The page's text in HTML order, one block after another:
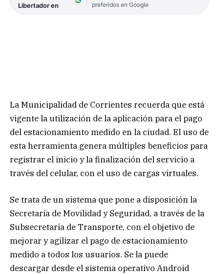
Libertador en
preferidos en Google
La Municipalidad de Corrientes recuerda que está
vigente la utilización de la aplicación para el pago
del estacionamiento medido en la ciudad. El uso de
esta herramienta genera múltiples beneficios para
registrar el inicio y la finalización del servicio a
través del celular, con el uso de cargas virtuales.
Se trata de un sistema que pone a disposición la
Secretaría de Movilidad y Seguridad, a través de la
Subsecretaría de Transporte, con el objetivo de
mejorar y agilizar el pago de estacionamiento
medido a todos los usuarios. Se la puede
descargar desde el sistema operativo Android